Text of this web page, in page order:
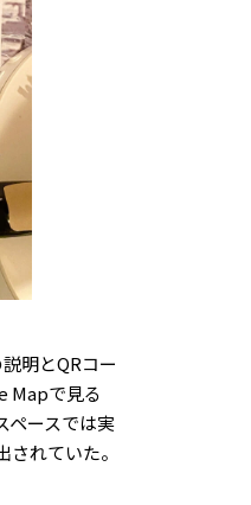
明とQRコー
Mapで見る
ペースでは実
れていた。